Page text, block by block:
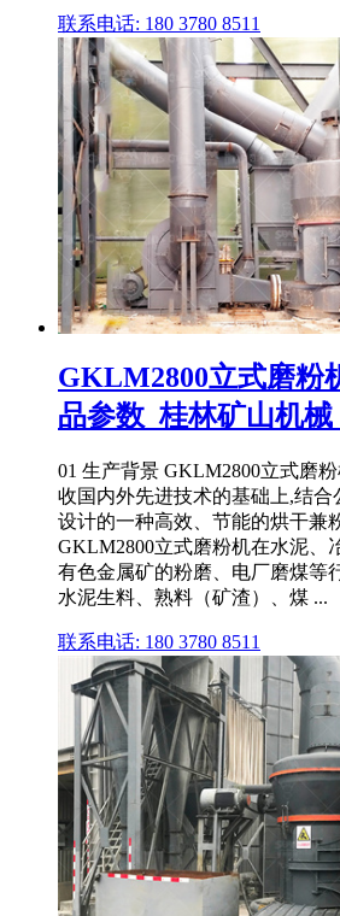
联系电话: 180 3780 8511
GKLM2800立式磨粉
品参数_桂林矿山机械
01 生产背景 GKLM2800立式磨
收国内外先进技术的基础上,结合
设计的一种高效、节能的烘干兼
GKLM2800立式磨粉机在水泥、
有色金属矿的粉磨、电厂磨煤等
水泥生料、熟料（矿渣）、煤 ...
联系电话: 180 3780 8511